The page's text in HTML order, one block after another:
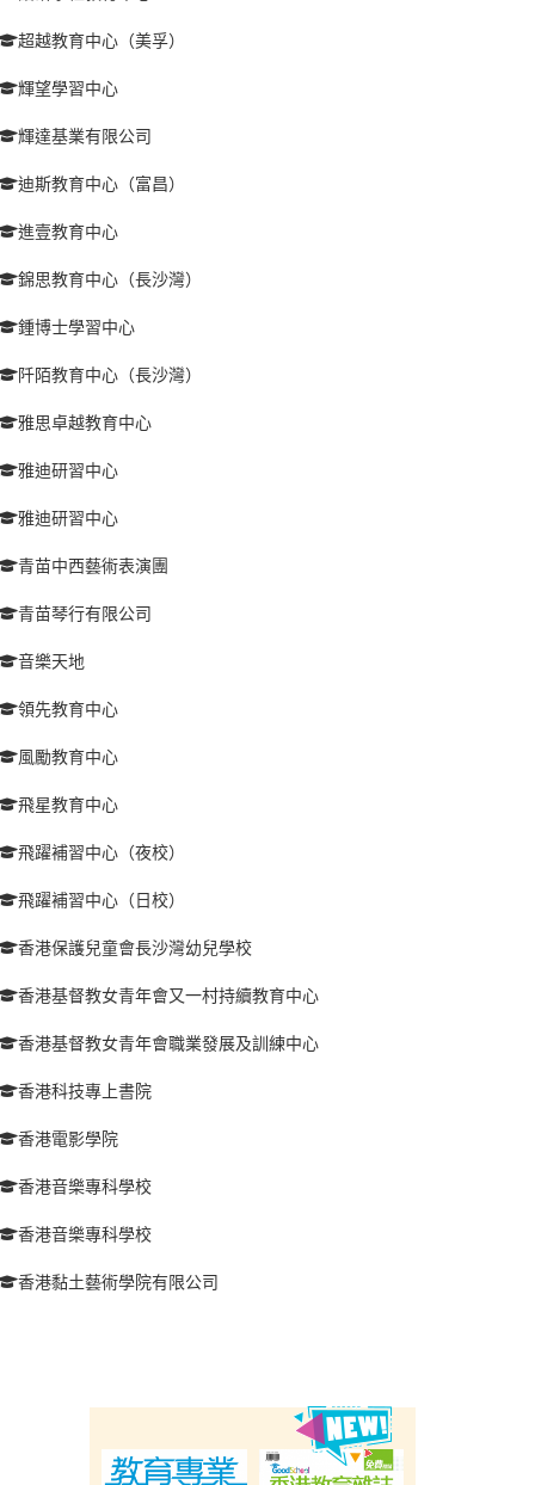
超越教育中心（美孚）
輝望學習中心
輝達基業有限公司
迪斯教育中心（富昌）
進壹教育中心
錦思教育中心（長沙灣）
鍾博士學習中心
阡陌教育中心（長沙灣）
雅思卓越教育中心
雅迪研習中心
雅迪研習中心
青苗中西藝術表演團
青苗琴行有限公司
音樂天地
領先教育中心
風勵教育中心
飛星教育中心
飛躍補習中心（夜校）
飛躍補習中心（日校）
香港保護兒童會長沙灣幼兒學校
香港基督教女青年會又一村持續教育中心
香港基督教女青年會職業發展及訓練中心
香港科技專上書院
香港電影學院
香港音樂專科學校
香港音樂專科學校
香港黏土藝術學院有限公司